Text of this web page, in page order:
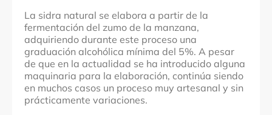
La sidra natural se elabora a partir de la
fermentación del zumo de la manzana,
adquiriendo durante este proceso una
graduación alcohólica mínima del 5%. A pesar
de que en la actualidad se ha introducido alguna
maquinaria para la elaboración, continúa siendo
en muchos casos un proceso muy artesanal y sin
prácticamente variaciones.